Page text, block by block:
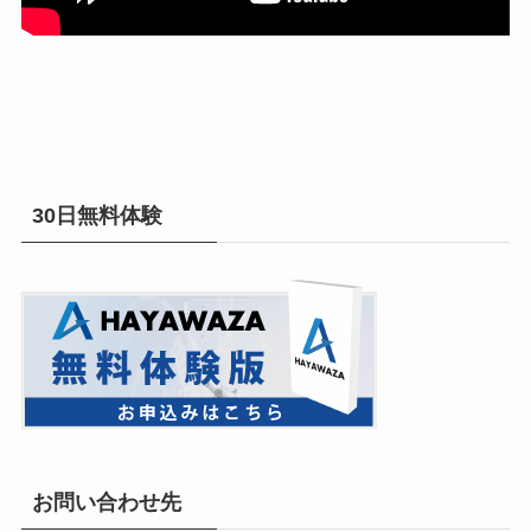
30日無料体験
お問い合わせ先